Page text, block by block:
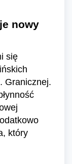
nowy
się
Granicznej.
który